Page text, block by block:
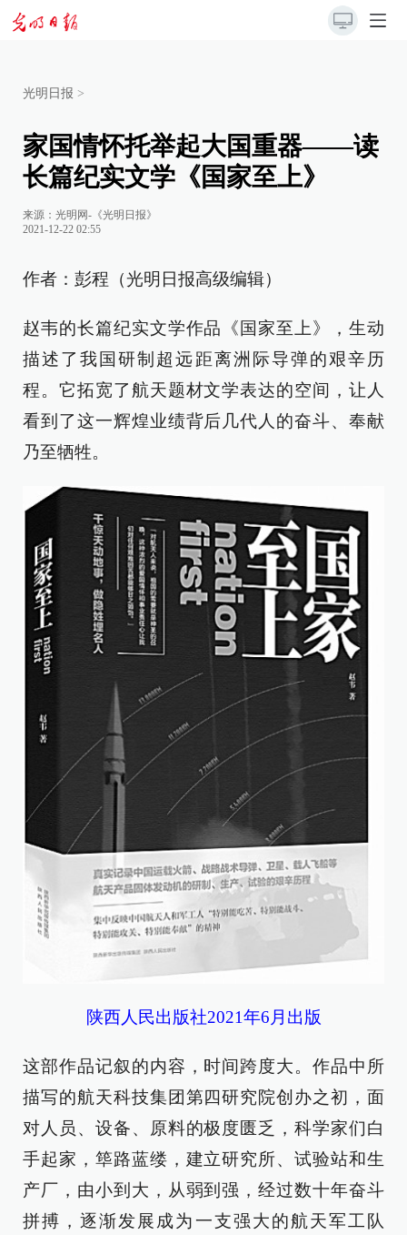
光明日报 >
家国情怀托举起大国重器——读
长篇纪实文学《国家至上》
来源： 光明网-《光明日报》
2021-12-22 02:55
作者：彭程（光明日报高级编辑）
赵韦的长篇纪实文学作品《国家至上》，生动
描述了我国研制超远距离洲际导弹的艰辛历
程。它拓宽了航天题材文学表达的空间，让人
看到了这一辉煌业绩背后几代人的奋斗、奉献
乃至牺牲。
陕西人民出版社2021年6月出版
这部作品记叙的内容，时间跨度大。作品中所
描写的航天科技集团第四研究院创办之初，面
对人员、设备、原料的极度匮乏，科学家们白
手起家，筚路蓝缕，建立研究所、试验站和生
产厂，由小到大，从弱到强，经过数十年奋斗
拼搏，逐渐发展成为一支强大的航天军工队